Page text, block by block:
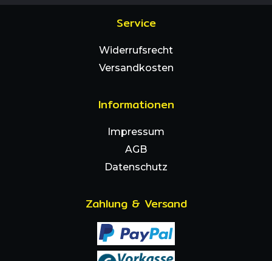
Service
Widerrufsrecht
Versandkosten
Informationen
Impressum
AGB
Datenschutz
Zahlung & Versand